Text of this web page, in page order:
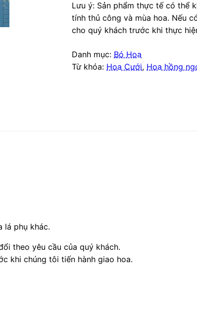
Lưu ý: Sản phẩm thực tế có thể
tính thủ công và mùa hoa. Nếu
cho quý khách trước khi thực
Danh mục: Bó Hoa
Từ khóa: Hoa Cưới, Hoa hồng
lá phụ khác.
theo yêu cầu của quý khách.
khi chúng tôi tiến hành giao hoa.